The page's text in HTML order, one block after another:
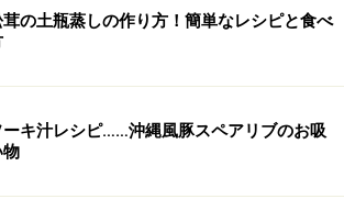
さい。
のものです。最新の内容をご確認くださ
態に起因して食中毒や体調不良を引き起こ
必ず清潔な状態で、正しい方法で行い、なる
がりください。また、持ち運びの際は保存方
い。
茸の土瓶蒸しの作り方！簡単なレシピと食べ
ーキ汁レシピ……沖縄風豚スペアリブのお吸
物